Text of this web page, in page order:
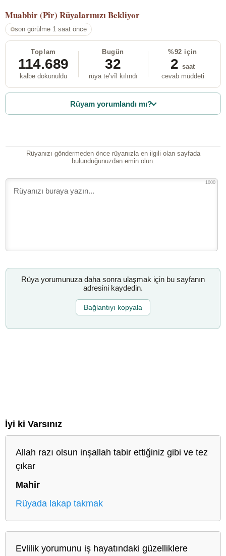
Muabbir (Pîr) Rüyalarınızı Bekliyor
son görülme 1 saat önce
Toplam
114.689
kalbe dokunuldu
Bugün
32
rüya te’vîl kılındı
%92 için
2 saat
cevab müddeti
Rüyam yorumlandı mı?
Rüyanızı göndermeden önce rüyanızla en ilgili olan sayfada
bulunduğunuzdan emin olun.
1000
Rüya yorumunuza daha sonra ulaşmak için bu sayfanın
adresini kaydedin.
Bağlantıyı kopyala
İyi ki Varsınız
Allah razı olsun inşallah tabir ettiğiniz gibi ve tez
çıkar
Mahir
Rüyada lakap takmak
Evlilik yorumunu iş hayatındaki güzelliklere